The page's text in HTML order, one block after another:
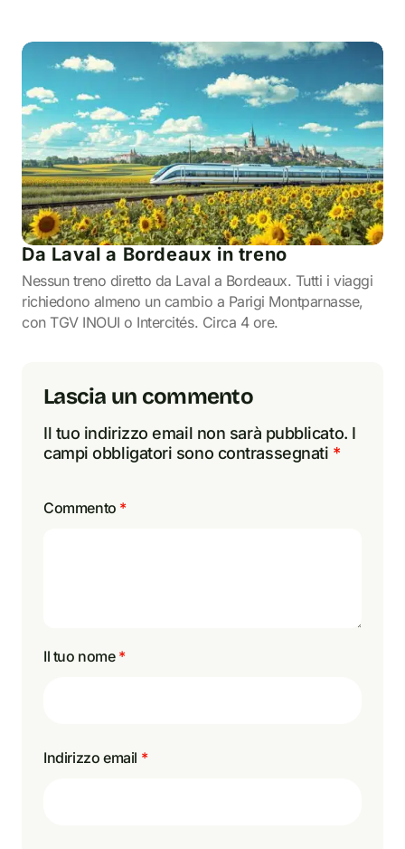
Da Laval a Bordeaux in treno
Nessun treno diretto da Laval a Bordeaux. Tutti i viaggi
richiedono almeno un cambio a Parigi Montparnasse,
con TGV INOUI o Intercités. Circa 4 ore.
Lascia un commento
Il tuo indirizzo email non sarà pubblicato. I
campi obbligatori sono contrassegnati *
Commento *
Il tuo nome *
Indirizzo email *